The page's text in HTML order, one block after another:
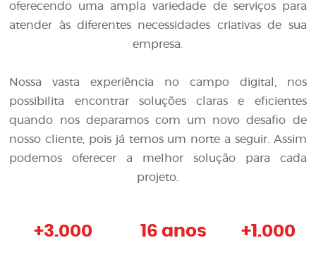
oferecendo uma ampla variedade de serviços para
atender às diferentes necessidades criativas de sua
empresa.
Nossa vasta experiência no campo digital, nos
possibilita encontrar soluções claras e eficientes
quando nos deparamos com um novo desafio de
nosso cliente, pois já temos um norte a seguir. Assim
podemos oferecer a melhor solução para cada
projeto.
+3.000 16 anos +1.000